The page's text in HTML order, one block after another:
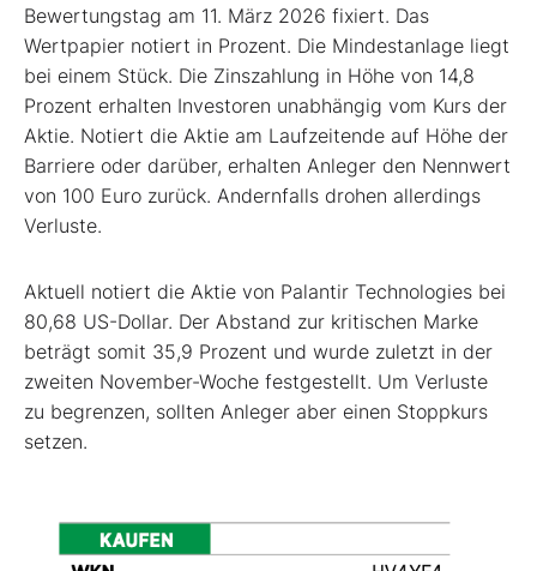
Bewertungstag am 11. März 2026 fixiert. Das
Wertpapier notiert in Prozent. Die Mindestanlage liegt
bei einem Stück. Die Zinszahlung in Höhe von 14,8
Prozent erhalten Investoren unabhängig vom Kurs der
Aktie. Notiert die Aktie am Laufzeitende auf Höhe der
Barriere oder darüber, erhalten Anleger den Nennwert
von 100 Euro zurück. Andernfalls drohen allerdings
Verluste.
Aktuell notiert die Aktie von Palantir Technologies bei
80,68 US-Dollar. Der Abstand zur kritischen Marke
beträgt somit 35,9 Prozent und wurde zuletzt in der
zweiten November-Woche festgestellt. Um Verluste
zu begrenzen, sollten Anleger aber einen Stoppkurs
setzen.